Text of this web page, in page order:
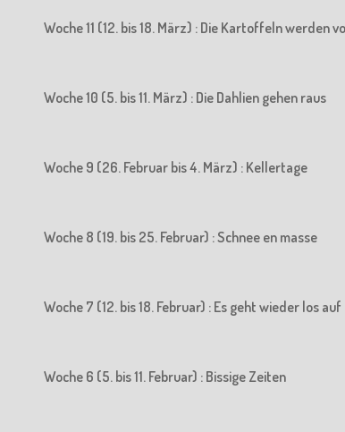
Woche 11 (12. bis 18. März) : Die Kartoffeln werden
Woche 10 (5. bis 11. März) : Die Dahlien gehen raus
Woche 9 (26. Februar bis 4. März) : Kellertage
Woche 8 (19. bis 25. Februar) : Schnee en masse
Woche 7 (12. bis 18. Februar) : Es geht wieder los
Woche 6 (5. bis 11. Februar) : Bissige Zeiten